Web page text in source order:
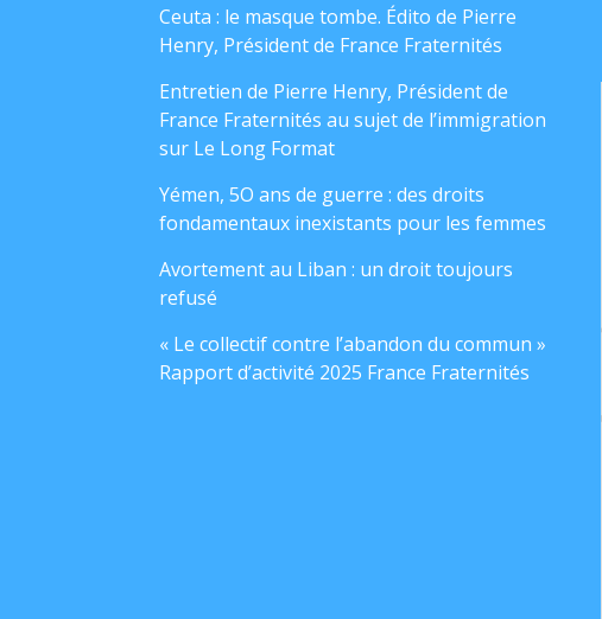
Ceuta : le masque tombe. Édito de Pierre
Henry, Président de France Fraternités
Entretien de Pierre Henry, Président de
France Fraternités au sujet de l’immigration
sur Le Long Format
Yémen, 5O ans de guerre : des droits
fondamentaux inexistants pour les femmes
Avortement au Liban : un droit toujours
refusé
« Le collectif contre l’abandon du commun »
Rapport d’activité 2025 France Fraternités